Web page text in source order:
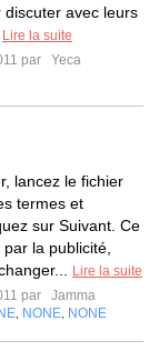
discuter avec leurs
Lire la suite
par
Yeca
lancez le fichier
termes et
sur Suivant. Ce
la publicité,
Lire la suite
par
Jamma
NONE NONE